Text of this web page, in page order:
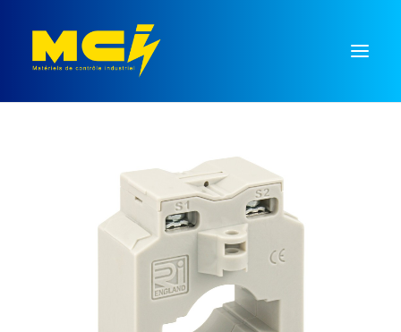
Régulation
Temporisation
Commutation
Signalisation
Monnayeurs